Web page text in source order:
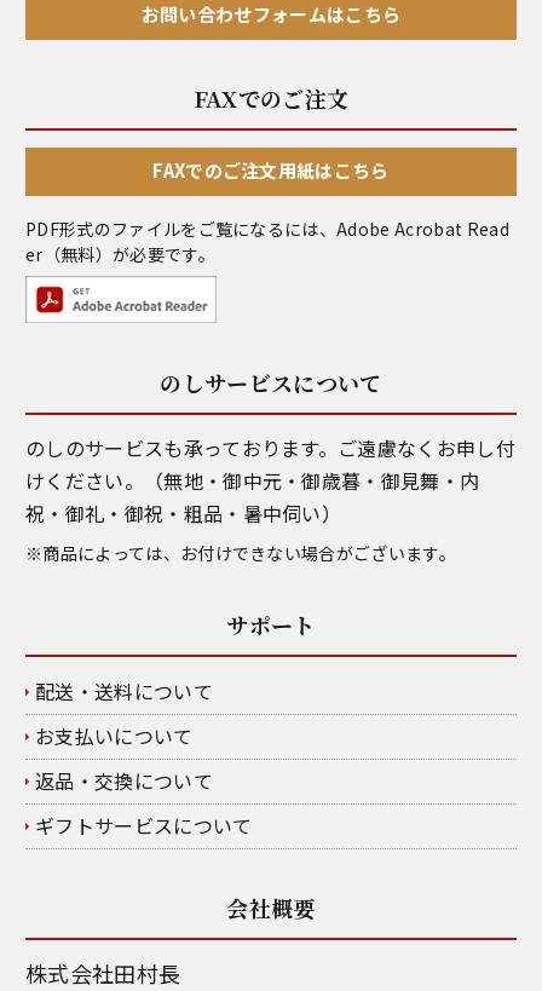
お問い合わせフォームはこちら
FAXでのご注文
FAXでのご注文用紙はこちら
PDF形式のファイルをご覧になるには、Adobe Acrobat Read
er （無料）が必要です。
のしサービスについて
のしのサービスも承っております。ご遠慮なくお申し付
けください。（無地・御中元・御歳暮・御見舞・内
祝・御礼・御祝・粗品・暑中伺い）
※商品によっては、お付けできない場合がございます。
サポート
配送・送料について
お支払いについて
返品・交換について
ギフトサービスについて
会社概要
株式会社田村長